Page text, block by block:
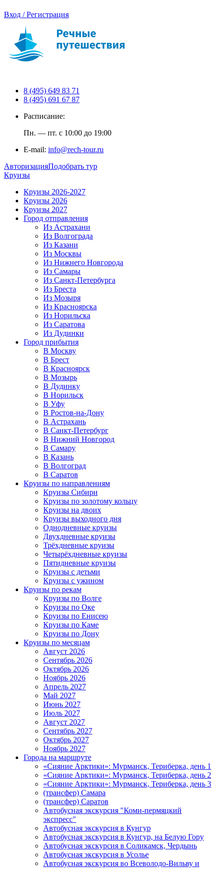
Вход / Регистрация
8 (495) 649 83 71
8 (495) 691 67 87
Расписание:
Пн. — пт. с 10:00 до 19:00
E-mail: info@rech-tour.ru
АвторизацияПодобрать тур
Круизы
Круизы 2026-2027
Круизы 2026
Круизы 2027
Город отправления
Из Астрахани
Из Волгограда
Из Казани
Из Москвы
Из Нижнего Новгорода
Из Самары
Из Санкт-Петербурга
Из Бреста
Из Мозыря
Из Красноярска
Из Норильска
Из Саратова
Из Дудинки
Город прибытия
В Москву
В Брест
В Красноярск
В Мозырь
В Дудинку
В Норильск
В Уфу
В Ростов-на-Дону
В Астрахань
В Санкт-Петербург
В Нижний Новгород
В Самару
В Казань
В Волгоград
В Саратов
Круизы по направлениям
Круизы Сибири
Круизы по золотому кольцу
Круизы на двоих
Круизы выходного дня
Однодневные круизы
Двухдневные круизы
Трёхдневные круизы
Четырёхдневные круизы
Пятидневные круизы
Круизы с детьми
Круизы с ужином
Круизы по рекам
Круизы по Волге
Круизы по Оке
Круизы по Енисею
Круизы по Каме
Круизы по Дону
Круизы по месяцам
Август 2026
Сентябрь 2026
Октябрь 2026
Ноябрь 2026
Апрель 2027
Май 2027
Июнь 2027
Июль 2027
Август 2027
Сентябрь 2027
Октябрь 2027
Ноябрь 2027
Города на маршруте
«Сияние Арктики»: Мурманск, Териберка, день 1
«Сияние Арктики»: Мурманск, Териберка, день 2
«Сияние Арктики»: Мурманск, Териберка, день 3
(трансфер) Самара
(трансфер) Саратов
Автобусная экскурсия "Коми-пермяцкий
экспресс"
Автобусная экскурсия в Кунгур
Автобусная экскурсия в Кунгур, на Белую Гору
Автобусная экскурсия в Соликамск, Чердынь
Автобусная экскурсия в Усолье
Автобусная экскурсия во Всеволодо-Вильву и